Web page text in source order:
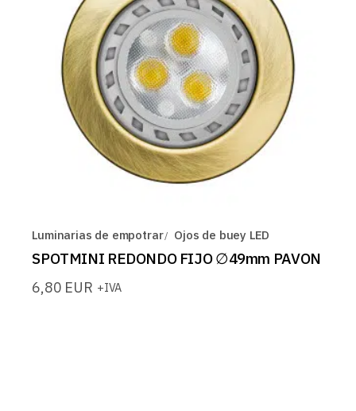
Luminarias de empotrar Ojos de buey LED
SPOTMINI REDONDO FIJO ∅49mm PAVON
6,80 EUR +IVA